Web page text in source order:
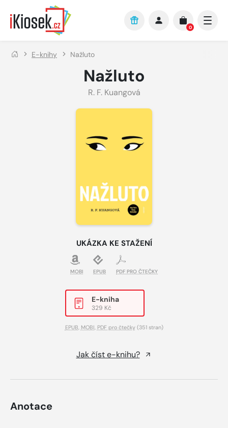
Přejít na hlavní obsah
0
E-knihy Nažluto
Nažluto
R. F. Kuangová
UKÁZKA KE STAŽENÍ
MOBI EPUB PDF PRO ČTEČKY
E-kniha
329 Kč
EPUB, MOBI, PDF pro čtečky(351 stran)
Jak číst e-knihu?
Anotace